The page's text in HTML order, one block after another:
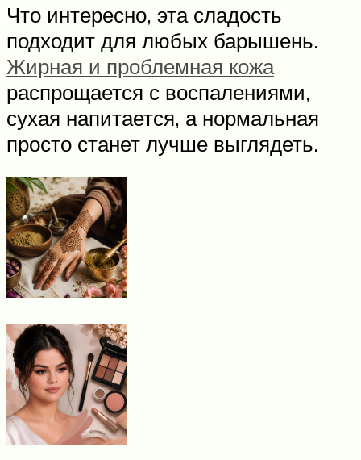
Что интересно, эта сладость
подходит для любых барышень.
Жирная и проблемная кожа
распрощается с воспалениями,
сухая напитается, а нормальная
просто станет лучше выглядеть.